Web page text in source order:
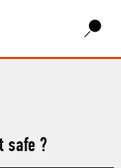
safe ?